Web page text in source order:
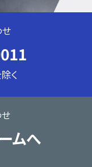
く
ムへ